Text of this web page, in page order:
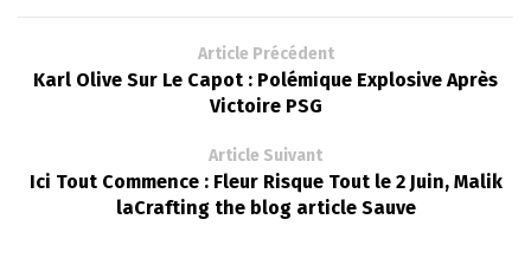
Article Précédent
Karl Olive Sur Le Capot : Polémique Explosive Après
Victoire PSG
Article Suivant
Ici Tout Commence : Fleur Risque Tout le 2 Juin, Malik
laCrafting the blog article Sauve